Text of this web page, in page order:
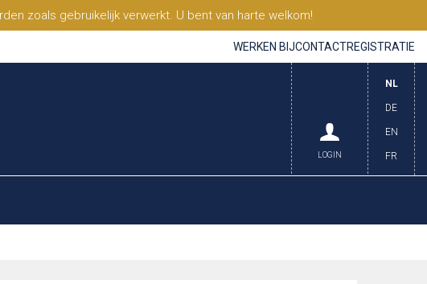
zoals gebruikelijk verwerkt. U bent van harte welkom!
WERKEN BIJCONTACTREGISTRATIE
NL
DE
EN
FR
LOGIN